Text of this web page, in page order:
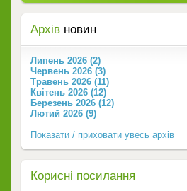
Архів новин
Липень 2026 (2)
Червень 2026 (3)
Травень 2026 (11)
Квітень 2026 (12)
Березень 2026 (12)
Лютий 2026 (9)
Показати / приховати увесь архів
Корисні посилання